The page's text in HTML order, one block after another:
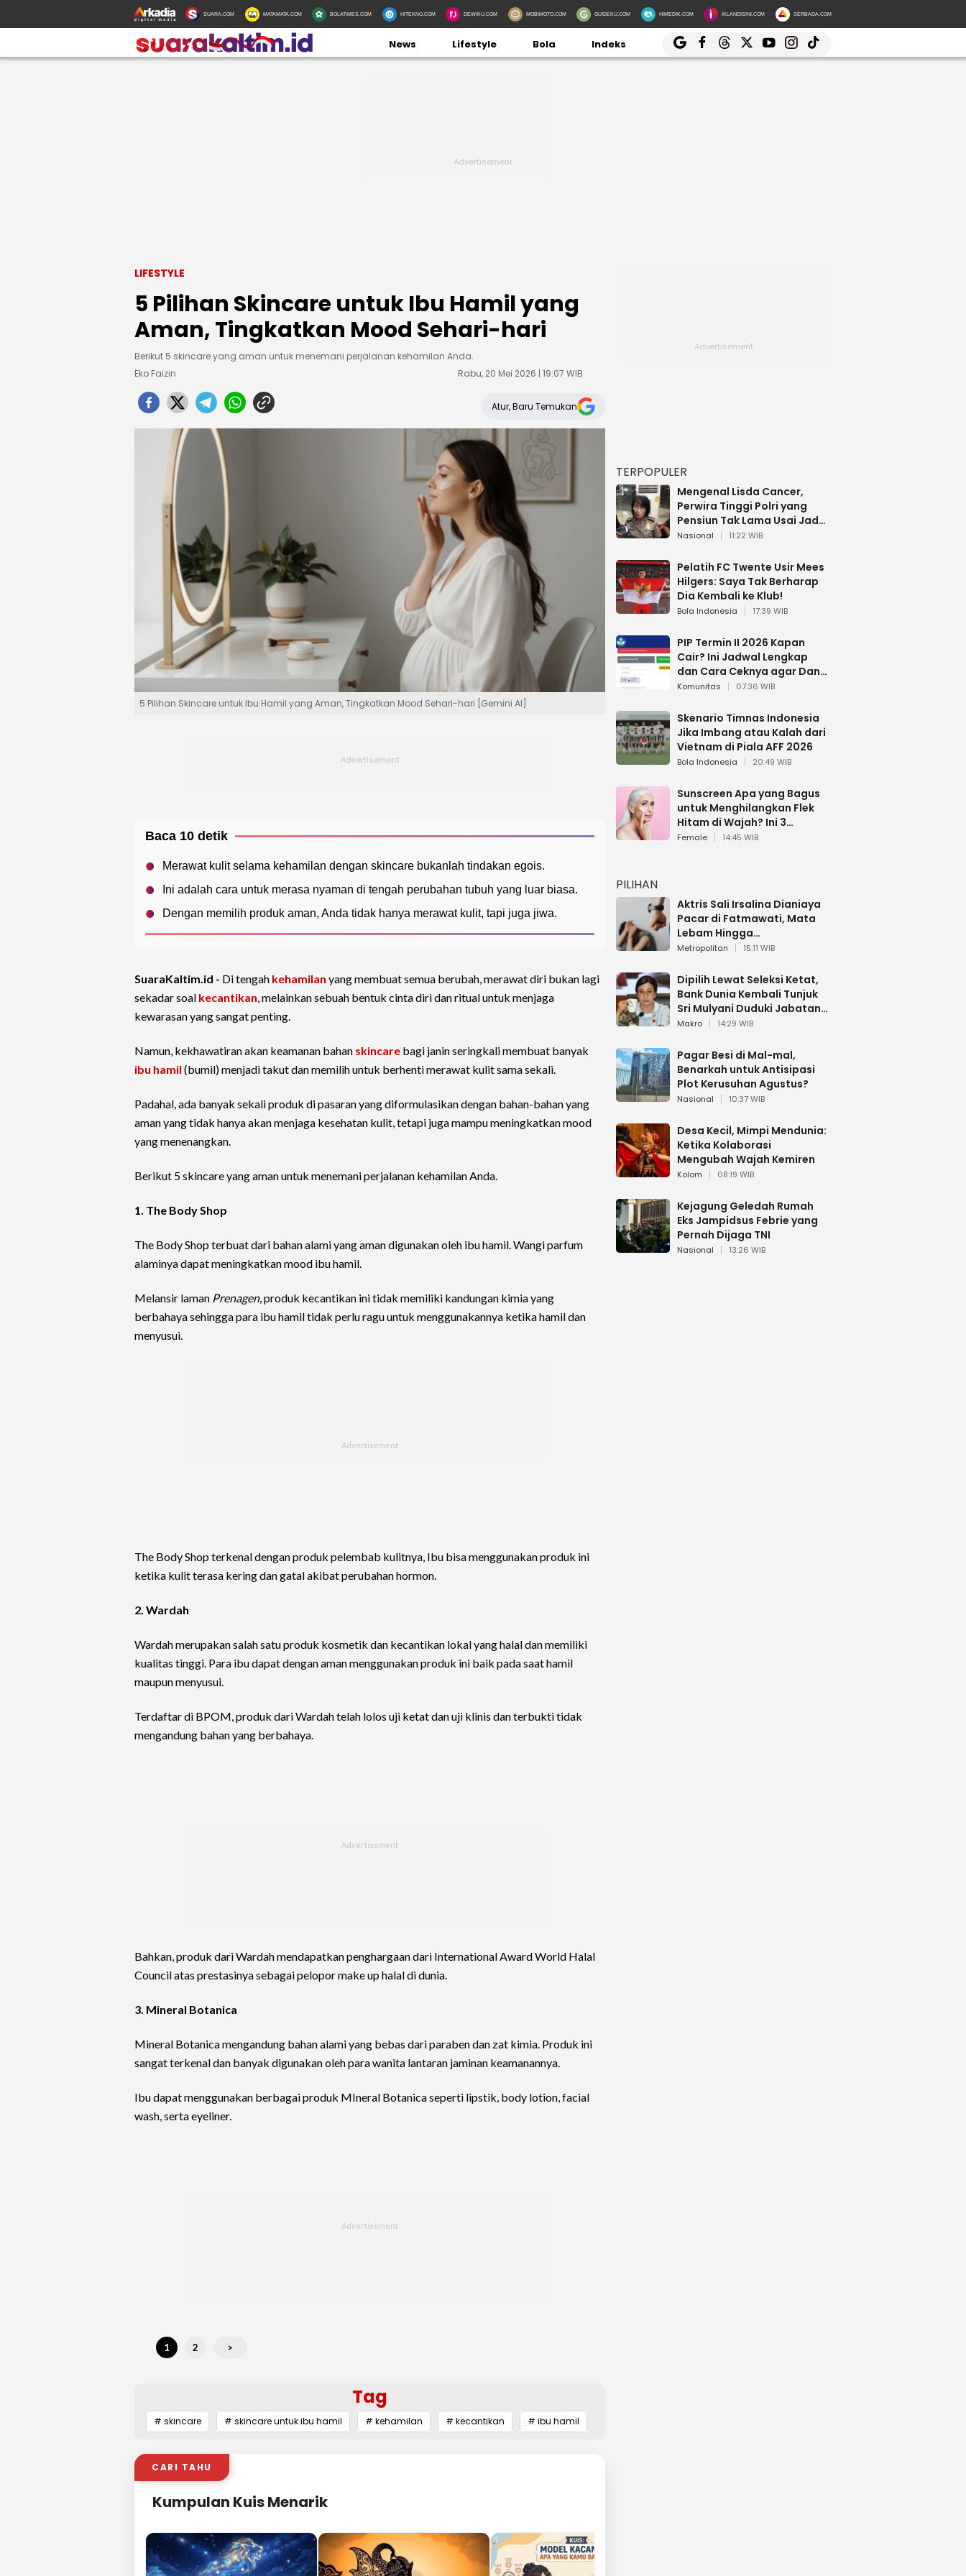
SUARA.COM MATAMATA.COM BOLATIMES.COM HITEKNO.COM DEWIKU.COM MOBIMOTO.COM GUIDEKU.COM HIMEDIK.COM IKLANDISINI.COM SERBADA.COM
News Lifestyle Bola Indeks
LIFESTYLE
5 Pilihan Skincare untuk Ibu Hamil yang
Aman, Tingkatkan Mood Sehari-hari
Berikut 5 skincare yang aman untuk menemani perjalanan kehamilan Anda.
Eko Faizin
Rabu, 20 Mei 2026 | 19:07 WIB
Atur, Baru Temukan
5 Pilihan Skincare untuk Ibu Hamil yang Aman, Tingkatkan Mood Sehari-hari [Gemini AI]
Baca 10 detik
Merawat kulit selama kehamilan dengan skincare bukanlah tindakan egois.
Ini adalah cara untuk merasa nyaman di tengah perubahan tubuh yang luar biasa.
Dengan memilih produk aman, Anda tidak hanya merawat kulit, tapi juga jiwa.
SuaraKaltim.id - Di tengah kehamilan yang membuat semua berubah, merawat diri bukan lagi
sekadar soal kecantikan, melainkan sebuah bentuk cinta diri dan ritual untuk menjaga
kewarasan yang sangat penting.
Namun, kekhawatiran akan keamanan bahan skincare bagi janin seringkali membuat banyak
ibu hamil (bumil) menjadi takut dan memilih untuk berhenti merawat kulit sama sekali.
Padahal, ada banyak sekali produk di pasaran yang diformulasikan dengan bahan-bahan yang
aman yang tidak hanya akan menjaga kesehatan kulit, tetapi juga mampu meningkatkan mood
yang menenangkan.
Berikut 5 skincare yang aman untuk menemani perjalanan kehamilan Anda.
1. The Body Shop
The Body Shop terbuat dari bahan alami yang aman digunakan oleh ibu hamil. Wangi parfum
alaminya dapat meningkatkan mood ibu hamil.
Melansir laman Prenagen, produk kecantikan ini tidak memiliki kandungan kimia yang
berbahaya sehingga para ibu hamil tidak perlu ragu untuk menggunakannya ketika hamil dan
menyusui.
The Body Shop terkenal dengan produk pelembab kulitnya, Ibu bisa menggunakan produk ini
ketika kulit terasa kering dan gatal akibat perubahan hormon.
2. Wardah
Wardah merupakan salah satu produk kosmetik dan kecantikan lokal yang halal dan memiliki
kualitas tinggi. Para ibu dapat dengan aman menggunakan produk ini baik pada saat hamil
maupun menyusui.
Terdaftar di BPOM, produk dari Wardah telah lolos uji ketat dan uji klinis dan terbukti tidak
mengandung bahan yang berbahaya.
Bahkan, produk dari Wardah mendapatkan penghargaan dari International Award World Halal
Council atas prestasinya sebagai pelopor make up halal di dunia.
3. Mineral Botanica
Mineral Botanica mengandung bahan alami yang bebas dari paraben dan zat kimia. Produk ini
sangat terkenal dan banyak digunakan oleh para wanita lantaran jaminan keamanannya.
Ibu dapat menggunakan berbagai produk MIneral Botanica seperti lipstik, body lotion, facial
wash, serta eyeliner.
1 2 >
Tag
# skincare # skincare untuk ibu hamil # kehamilan # kecantikan # ibu hamil
CARI TAHU
Kumpulan Kuis Menarik
TERPOPULER
Mengenal Lisda Cancer,
Perwira Tinggi Polri yang
Pensiun Tak Lama Usai Jadi
Brigjen
Nasional 11:22 WIB
Pelatih FC Twente Usir Mees
Hilgers: Saya Tak Berharap
Dia Kembali ke Klub!
Bola Indonesia 17:39 WIB
PIP Termin II 2026 Kapan
Cair? Ini Jadwal Lengkap
dan Cara Ceknya agar Dana
Tidak Hangus!
Komunitas 07:36 WIB
Skenario Timnas Indonesia
Jika Imbang atau Kalah dari
Vietnam di Piala AFF 2026
Bola Indonesia 20:49 WIB
Sunscreen Apa yang Bagus
untuk Menghilangkan Flek
Hitam di Wajah? Ini 3
Rekomendasi sesuai Review
Female 14:45 WIB
PILIHAN
Aktris Sali Irsalina Dianiaya
Pacar di Fatmawati, Mata
Lebam Hingga
Diselamatkan Polantas
Metropolitan 15:11 WIB
Dipilih Lewat Seleksi Ketat,
Bank Dunia Kembali Tunjuk
Sri Mulyani Duduki Jabatan
Strategis
Makro 14:29 WIB
Pagar Besi di Mal-mal,
Benarkah untuk Antisipasi
Plot Kerusuhan Agustus?
Nasional 10:37 WIB
Desa Kecil, Mimpi Mendunia:
Ketika Kolaborasi
Mengubah Wajah Kemiren
Kolom 08:19 WIB
Kejagung Geledah Rumah
Eks Jampidsus Febrie yang
Pernah Dijaga TNI
Nasional 13:26 WIB